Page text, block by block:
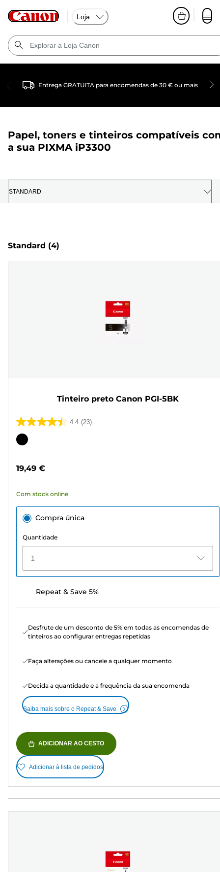
Loja
Entrega GRATUITA para encomendas de 30 € ou mais
Papel, toners e tinteiros compatíveis
a sua PIXMA iP3300
STANDARD
Standard (4)
Tinteiro preto Canon PGI-5BK
4.4 (23)
4.4
em
23
Cartucho
19,49 €
Com stock online
Compra única
Quantidade
1
Repeat & Save 5%
Desfrute de um desconto de 5% em todas as encomendas de
tinteiros ao configurar entregas repetidas
Faça alterações ou cancele a qualquer momento
Decida a quantidade e a frequência da sua encomenda
Saiba mais sobre o Repeat & Save
ADICIONAR AO CESTO
Adicionar à lista de pedidos